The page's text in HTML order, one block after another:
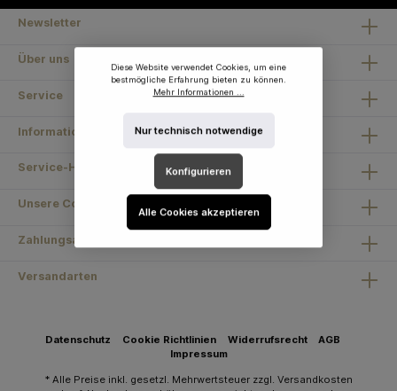
Newsletter
Über uns
Service
Information
Service-Hotline
Unsere Communities
Zahlungsarten
Versandarten
Datenschutz Cookie Richtlinien Widerrufsrecht
AGB
Impressum
* Alle Preise inkl. gesetzl. Mehrwertsteuer zzgl. Versandkosten
Diese Website verwendet Cookies, um eine
bestmögliche Erfahrung bieten zu können.
Mehr Informationen ...
Nur technisch notwendige
Konfigurieren
Alle Cookies akzeptieren